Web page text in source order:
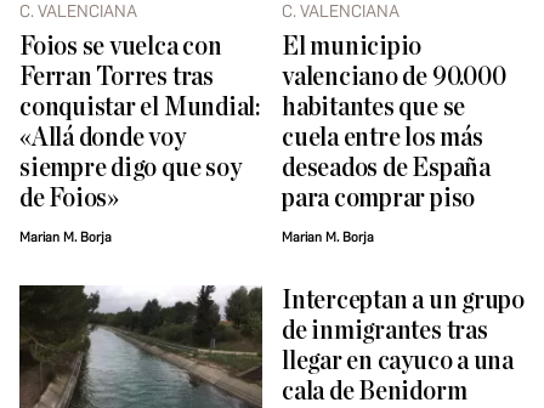
C. VALENCIANA
Foios se vuelca con
Ferran Torres tras
conquistar el Mundial:
«Allá donde voy
siempre digo que soy
de Foios»
Marian M. Borja
C. VALENCIANA
El municipio
valenciano de 90.000
habitantes que se
cuela entre los más
deseados de España
para comprar piso
Marian M. Borja
Interceptan a un grupo
de inmigrantes tras
llegar en cayuco a una
cala de Benidorm